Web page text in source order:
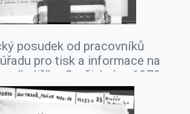
posudek od pracovníků
pro tisk a informace na
Jiřího Gruši, leden 1979.